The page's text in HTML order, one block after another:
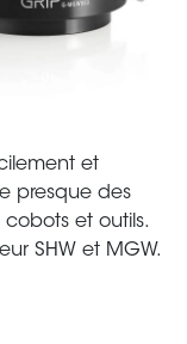
et
presque des
cobots et outils.
SHW et MGW.